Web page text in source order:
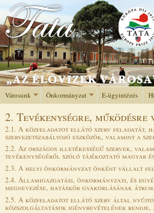
Jump to navigation
Városunk Önkormányzat E-ügyintézés
2. Tevékenységre,
2.1. A közfeladatot ellátó szerv feladatát,
szervezetszabályozó eszközök, valamint a
2.2. Az országos illetékességű szervek,
tevékenységéről szóló tájékoztató magyar
2.3. A helyi önkormányzat önként vállalt
2.4. Államigazgatási, önkormányzati, és
megnevezése, hatáskör gyakorlásának
2.5. A közfeladatot ellátó szerv által
közszolgáltatások igénybevételének